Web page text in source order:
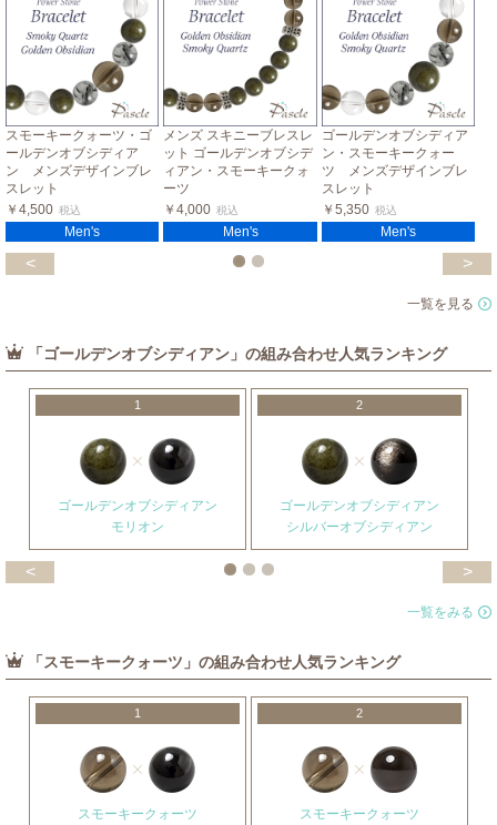
スモーキークォーツ・ゴ
ールデンオブシディア
ン メンズデザインブレ
スレット
￥4,500 税込
Men's
メンズ スキニーブレスレ
ット ゴールデンオブシデ
ィアン・スモーキークォ
ーツ
￥4,000 税込
Men's
ゴールデンオブシディア
ン・スモーキークォー
ツ メンズデザインブレ
スレット
￥5,350 税込
Men's
< >
一覧を見る
「ゴールデンオブシディアン」の組み合わせ人気ランキング
1
ゴールデンオブシディアン
モリオン
2
ゴールデンオブシディアン
シルバーオブシディアン
< >
一覧をみる
「スモーキークォーツ」の組み合わせ人気ランキング
1
スモーキークォーツ
2
スモーキークォーツ